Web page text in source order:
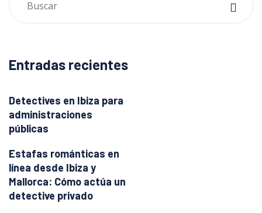
Entradas recientes
Detectives en Ibiza para
administraciones
públicas
Estafas románticas en
línea desde Ibiza y
Mallorca: Cómo actúa un
detective privado